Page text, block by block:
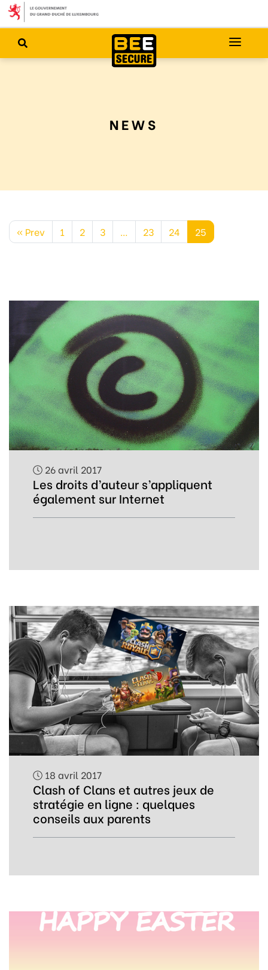
NEWS
26 avril 2017
Les droits d’auteur s’appliquent
également sur Internet
18 avril 2017
Clash of Clans et autres jeux de
stratégie en ligne : quelques
conseils aux parents
« Prev 1 2 3 … 23 24 25